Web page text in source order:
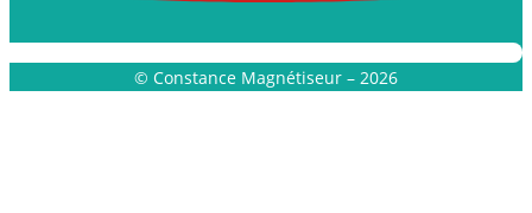
© Constance Magnétiseur – 2026